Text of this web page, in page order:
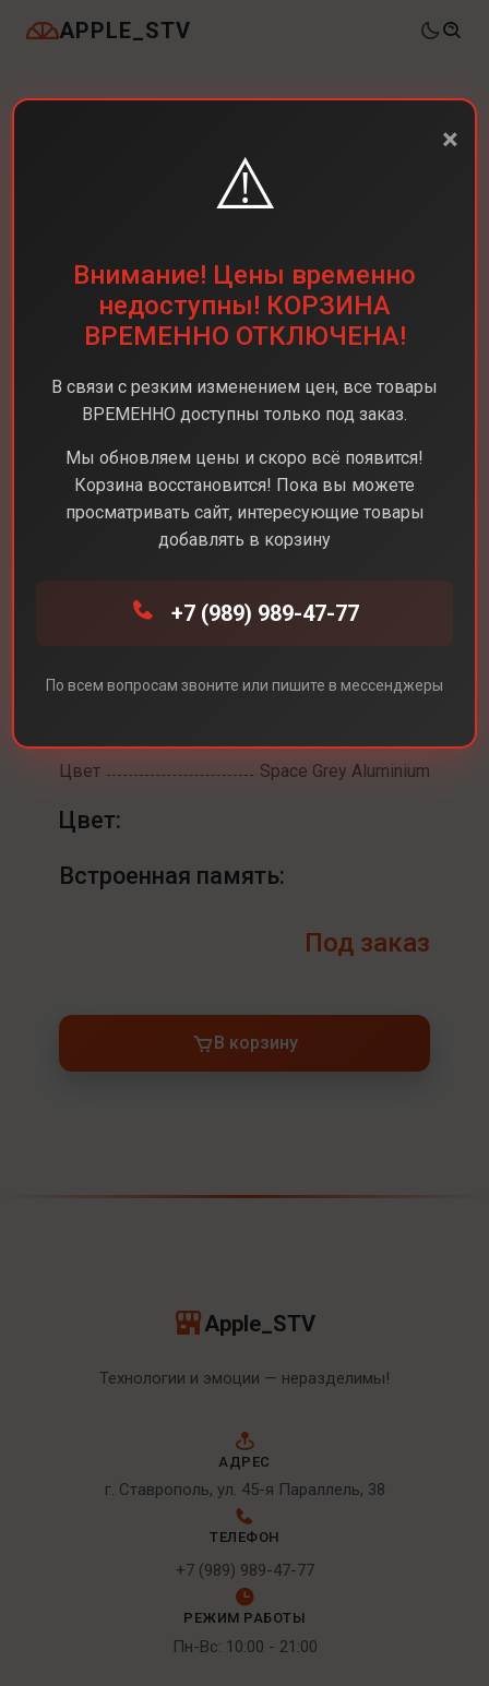
APPLE_STV
Смарт-часы Apple Watch Series 11 42 mm
Apple Watch Series 11
Цвет Space Grey Aluminium
Цвет:
Встроенная память:
Под заказ
В корзину
Apple_STV
Технологии и эмоции — неразделимы!
АДРЕС
г. Ставрополь, ул. 45-я Параллель, 38
ТЕЛЕФОН
+7 (989) 989-47-77
РЕЖИМ РАБОТЫ
Пн-Вс: 10:00 - 21:00
×
⚠️
Внимание! Цены временно
недоступны! КОРЗИНА
ВРЕМЕННО ОТКЛЮЧЕНА!
В связи с резким изменением цен, все товары
ВРЕМЕННО доступны только под заказ.
Мы обновляем цены и скоро всё появится!
Корзина восстановится! Пока вы можете
просматривать сайт, интересующие товары
добавлять в корзину
+7 (989) 989-47-77
По всем вопросам звоните или пишите в мессенджеры